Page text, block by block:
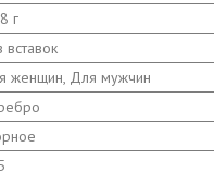
г
вставок
женщин, Для мужчин